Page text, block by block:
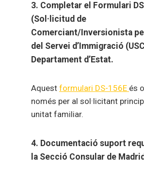
3. Completar el Formulari
(Sol·licitud de
Comerciant/Inversionista
del Servei d’Immigració
Departament d’Estat.
Aquest formulari DS-156E és
només per al sol·licitant
unitat familiar.
4. Documentació suport
la Secció Consular de